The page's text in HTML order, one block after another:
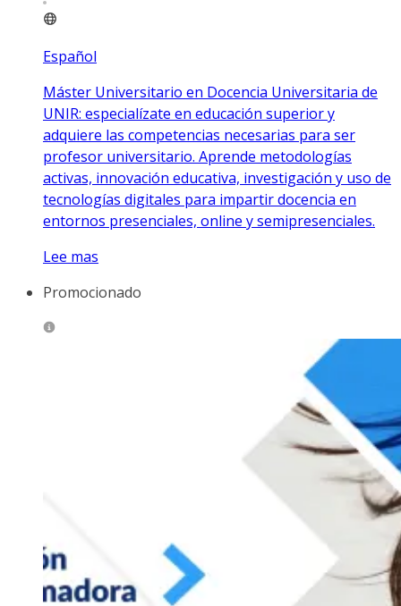
Español
Máster Universitario en Docencia Universitaria de
UNIR: especialízate en educación superior y
adquiere las competencias necesarias para ser
profesor universitario. Aprende metodologías
activas, innovación educativa, investigación y uso de
tecnologías digitales para impartir docencia en
entornos presenciales, online y semipresenciales.
Lee mas
Promocionado